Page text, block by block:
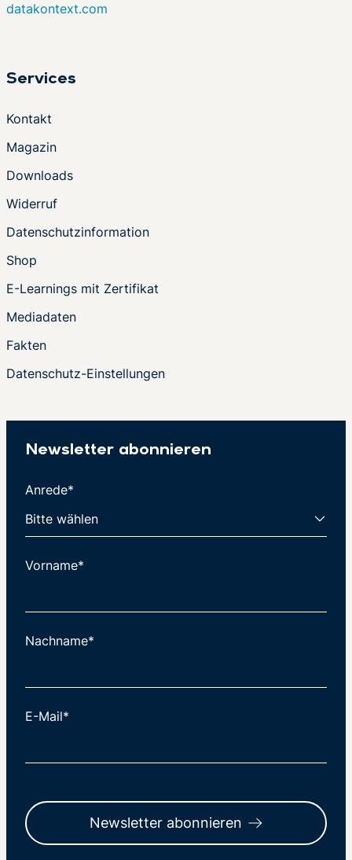
datakontext.com
Services
Kontakt
Magazin
Downloads
Widerruf
Datenschutzinformation
Shop
E-Learnings mit Zertifikat
Mediadaten
Fakten
Datenschutz-Einstellungen
Newsletter abonnieren
Anrede*
Vorname*
Nachname*
E-Mail*
Newsletter abonnieren